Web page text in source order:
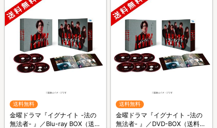
送料無料
金曜ドラマ『イグナイト -法の
無法者- 』／Blu-ray BOX（送料
送料無料
金曜ドラマ『イグナイト -法の
無法者- 』／DVD-BOX（送料無